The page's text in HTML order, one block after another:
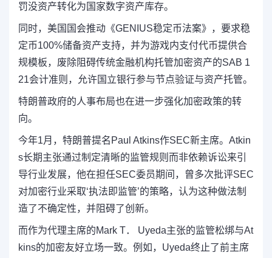
罚没资产转化为国家数字资产库存。
同时，美国国会推动《GENIUS稳定币法案》，要求稳
定币100%储备资产支持，并为游戏内支付代币提供合
规模板，废除阻碍传统金融机构托管加密资产的SAB 1
21会计准则，允许国立银行参与节点验证与资产托管。
特朗普政府的人事布局也在进一步强化加密政策的转
向。
今年1月，特朗普提名Paul Atkins作SEC新主席。Atkin
s长期主张通过制定清晰的监管规则而非依赖诉讼来引
导行业发展，他在担任SEC委员期间，曾多次批评SEC
对加密行业采取‘执法即监管’的策略，认为这种做法制
造了不确定性，并阻碍了创新。
而作为代理主席的Mark T． Uyeda主张的监管松绑与At
kins的加密友好立场一致。例如，Uyeda终止了前主席